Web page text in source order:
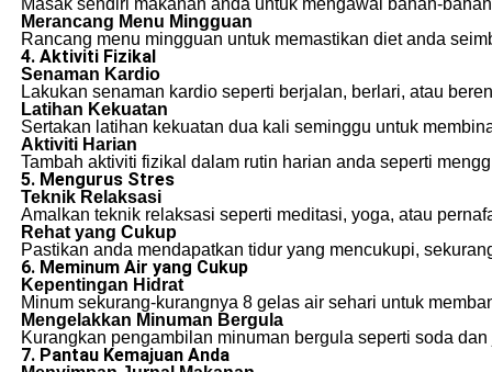
Masak sendiri makanan anda untuk mengawal bahan-
Merancang Menu Mingguan
Rancang menu mingguan untuk memastikan diet anda
4. Aktiviti Fizikal
Senaman Kardio
Lakukan senaman kardio seperti berjalan, berlari, atau
Latihan Kekuatan
Sertakan latihan kekuatan dua kali seminggu untuk
Aktiviti Harian
Tambah aktiviti fizikal dalam rutin harian anda seperti
5. Mengurus Stres
Teknik Relaksasi
Amalkan teknik relaksasi seperti meditasi, yoga, atau
Rehat yang Cukup
Pastikan anda mendapatkan tidur yang mencukupi,
6. Meminum Air yang Cukup
Kepentingan Hidrat
Minum sekurang-kurangnya 8 gelas air sehari untuk
Mengelakkan Minuman Bergula
Kurangkan pengambilan minuman bergula seperti soda
7. Pantau Kemajuan Anda